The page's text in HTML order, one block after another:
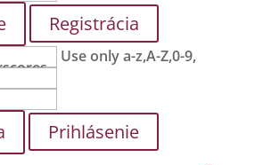
Registrácia
Use only a-z,A-Z,0-9,
Prihlásenie